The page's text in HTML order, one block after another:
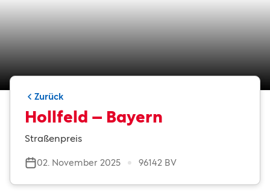
Zurück
Hollfeld – Bayern
Straßenpreis
02. November 2025 96142 BV